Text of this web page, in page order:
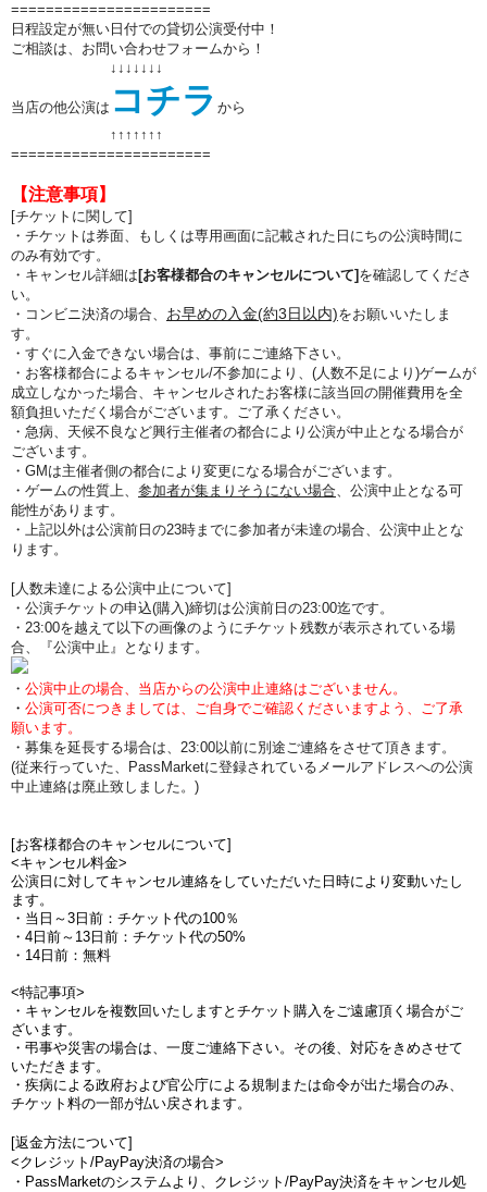
=======================
日程設定が無い日付での貸切公演受付中！
ご相談は、お問い合わせフォームから！
↓↓↓↓↓↓↓
当店の他公演は コチラ から
↑↑ ↑↑ ↑↑ ↑
=======================
【注意事項】
[チケットに関して]
・チケットは券面、もしくは専用画面に記載された日にちの公演時間に
のみ有効です。
・キャンセル詳細は [お客様都合のキャンセルについて] を確認してくださ
い。
・コンビニ決済の場合、 お早めの入金(約3日以内)をお願いいたしま
す。
・すぐに入金できない場合は、事前にご連絡下さい。
・お客様都合によるキャンセル/不参加により、(人数不足により)ゲームが
成立しなかった場合、キャンセルされたお客様に該当回の開催費用を全
額負担いただく場合がございます。ご了承ください。
・急病、天候不良など興行主催者の都合により公演が中止となる場合が
ございます。
・GMは主催者側の都合により変更になる場合がございます。
・ゲームの性質上、 参加者が集まりそうにない場合、公演中止となる可
能性があります。
・上記以外は公演前日の23時までに参加者が未達の場合、公演中止とな
ります。
[人数未達による公演中止について]
・公演チケットの申込(購入)締切は公演前日の23:00迄です。
・23:00を越えて以下の画像のようにチケット残数が表示されている場
合、『公演中止』となります。
・ 公演中止の場合、当店からの公演中止連絡はございません。
・ 公演可否につきましては、ご自身でご確認くださいますよう、ご了承
願います。
・募集を延長する場合は、23:00以前に別途ご連絡をさせて頂きます。
(従来行っていた、PassMarketに登録されているメールアドレスへの公演
中止連絡は廃止致しました。)
[お客様都合のキャンセルについて]
<キャンセル料金>
公演日に対してキャンセル連絡をしていただいた日時により変動いたし
ます。
・当日～3日前：チケット代の100％
・4日前～13日前：チケット代の50%
・14日前：無料
<特記事項>
・キャンセルを複数回いたしますとチケット購入をご遠慮頂く場合がご
ざいます。
・弔事や災害の場合は、一度ご連絡下さい。その後、対応をきめさせて
いただきます。
・疾病による政府および官公庁による規制または命令が出た場合のみ、
チケット料の一部が払い戻されます。
[返金方法について]
<クレジット/PayPay決済の場合>
・PassMarketのシステムより、クレジット/PayPay決済をキャンセル処